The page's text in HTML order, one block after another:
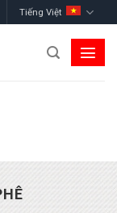
Tiếng Việt